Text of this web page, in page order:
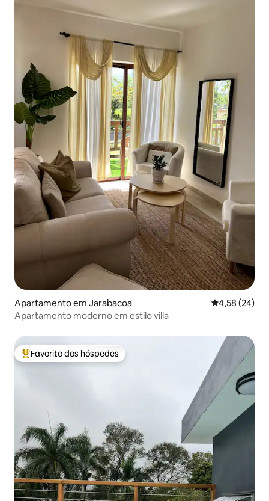
Apartamento em Jarabacoa Classificação
4,58 (24)
Apartamento moderno em estilo villa
Favoritos dos hóspedes mais apreciados
Favorito dos hóspedes